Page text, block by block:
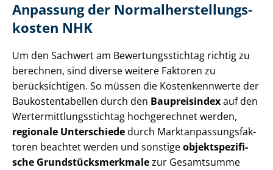
Anpassung der Nor­mal­her­stel­lungs­
kos­ten NHK
Um den Sachwert am Be­wer­tungs­stich­tag richtig zu
berechnen, sind diverse weitere Faktoren zu
berücksichtigen. So müssen die Kostenkennwerte der
Bau­kos­ten­ta­bel­len durch den Baupreisindexauf den
Wert­ermitt­lungs­stich­tag hochgerechnet werden,
regionale Unterschiededurch Markt­an­pas­sungs­fak­
to­ren beachtet werden und sonstigeob­jekt­spe­zi­fi­
sche Grund­stücks­merk­ma­lezur Gesamtsumme